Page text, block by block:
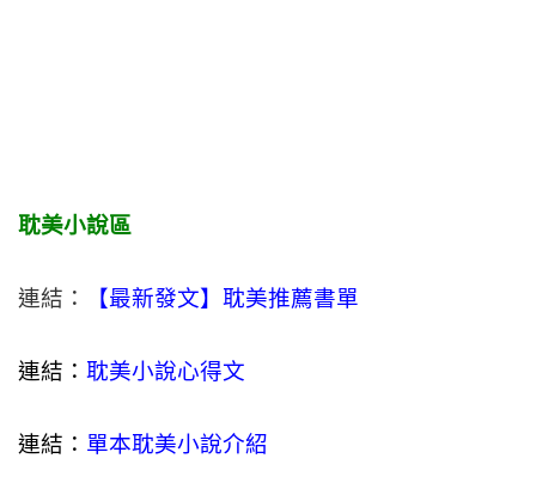
耽美小說區
連結： 【最新發文】耽美推薦書單
連結： 耽美小說心得文
連結： 單本耽美小說介紹